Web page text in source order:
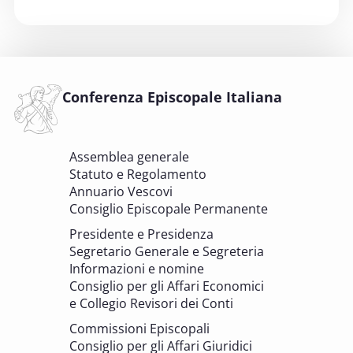
INTERVENTO A FAVORE DEI BENI CULTURALI ECCLESIASTICI E
DELL'EDILIZIA DI CULTO
Giornate di studio Associazione
Archivistica Ecclesiastica - Luoghi di
memoria. Artefici di cultura. Archivi
valorizzazione del patrimonio
BENI CULTURALI E EDILIZIA DI CULTO
7 OTTOBRE 2025
di culto
Conferenza Episcopale Italiana
Assemblea generale
Statuto e Regolamento
Annuario Vescovi
Consiglio Episcopale Permanente
Presidente e Presidenza
Segretario Generale e Segreteria
Informazioni e nomine
Consiglio per gli Affari Economici
e Collegio Revisori dei Conti
Commissioni Episcopali
Consiglio per gli Affari Giuridici